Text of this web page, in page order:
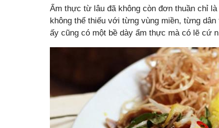
Ẩm thực từ lâu đã không còn đơn thuần chỉ
không thể thiếu với từng vùng miền, từng
ấy cũng có một bề dày ẩm thực mà có lẽ cứ